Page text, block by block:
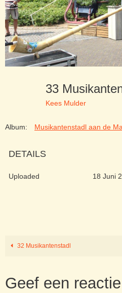
33
Kees Mulder
Album: Musikantenstadl aan de
DETAILS
Uploaded 18 Juni
32 Musikantenstadl
Geef een reactie